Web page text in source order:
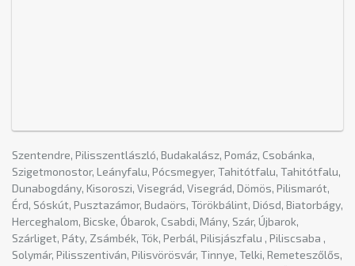
Szentendre, Pilisszentlászló, Budakalász, Pomáz, Csobánka,
Szigetmonostor, Leányfalu, Pócsmegyer, Tahitótfalu, Tahitótfalu,
Dunabogdány, Kisoroszi, Visegrád, Visegrád, Dömös, Pilismarót,
Érd, Sóskút, Pusztazámor, Budaörs, Törökbálint, Diósd, Biatorbágy,
Herceghalom, Bicske, Óbarok, Csabdi, Mány, Szár, Újbarok,
Szárliget, Páty, Zsámbék, Tök, Perbál, Pilisjászfalu , Piliscsaba ,
Solymár, Pilisszentiván, Pilisvörösvár, Tinnye, Telki, Remeteszőlős,